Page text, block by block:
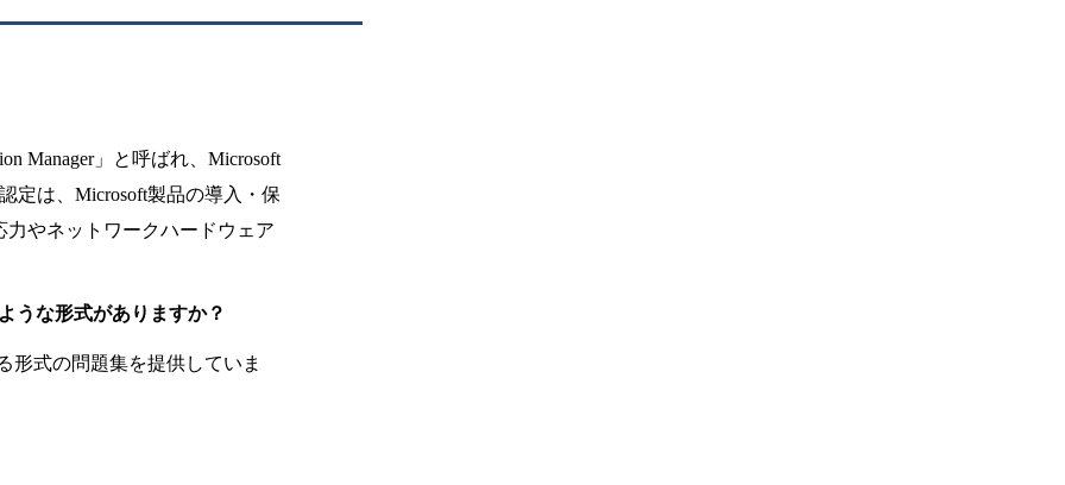
Manager」と呼ばれ、Microsoft
定は、Microsoft製品の導入・保
やネットワークハードウェア
うな形式がありますか？
形式の問題集を提供していま